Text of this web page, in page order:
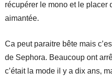
récupérer le mono et le placer
aimantée.
Ca peut paraitre bête mais
de Sephora. Beaucoup ont
c’était la mode il y a dix ans,